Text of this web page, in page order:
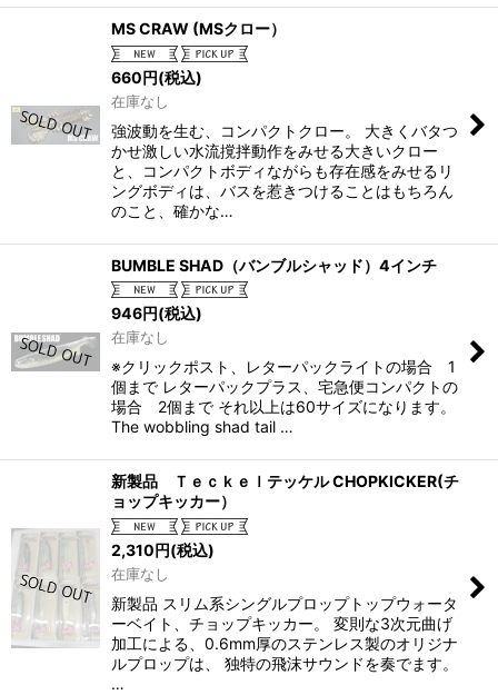
MS CRAW (MSクロー）
660円(税込)
在庫なし
強波動を生む、コンパクトクロー。 大きくバタつ
かせ激しい水流撹拌動作をみせる大きいクロー
と、コンパクトボディながらも存在感をみせるリ
ングボディは、バスを惹きつけることはもちろん
のこと、確かな…
BUMBLE SHAD（バンブルシャッド）4インチ
946円(税込)
在庫なし
※クリックポスト、レターパックライトの場合 1
個まで レターパックプラス、宅急便コンパクトの
場合 2個まで それ以上は60サイズになります。
The wobbling shad tail …
新製品 Ｔｅｃｋｅｌテッケル CHOPKICKER(チ
ョップキッカー）
2,310円(税込)
在庫なし
新製品 スリム系シングルプロップトップウォータ
ーベイト、チョップキッカー。 変則な3次元曲げ
加工による、0.6mm厚のステンレス製のオリジナ
ルプロップは、 独特の飛沫サウンドを奏でます。
…